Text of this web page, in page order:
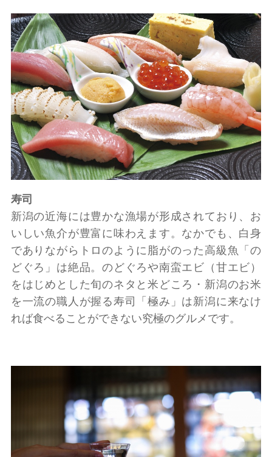
寿司
新潟の近海には豊かな漁場が形成されており、お
いしい魚介が豊富に味わえます。なかでも、白身
でありながらトロのように脂がのった高級魚「の
どぐろ」は絶品。のどぐろや南蛮エビ（甘エビ）
をはじめとした旬のネタと米どころ・新潟のお米
を一流の職人が握る寿司「極み」は新潟に来なけ
れば食べることができない究極のグルメです。